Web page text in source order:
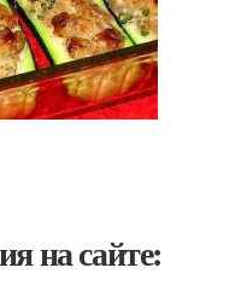
на сайте: